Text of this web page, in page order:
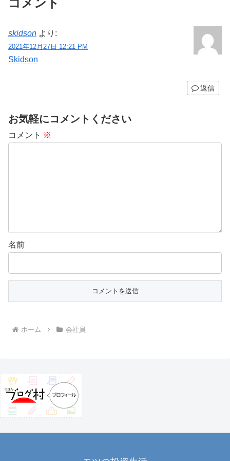
コメント
skidson より:
2021年12月27日 12:21 PM
Skidson
返信
お気軽にコメントください
コメント ※
名前
ホーム 会社員